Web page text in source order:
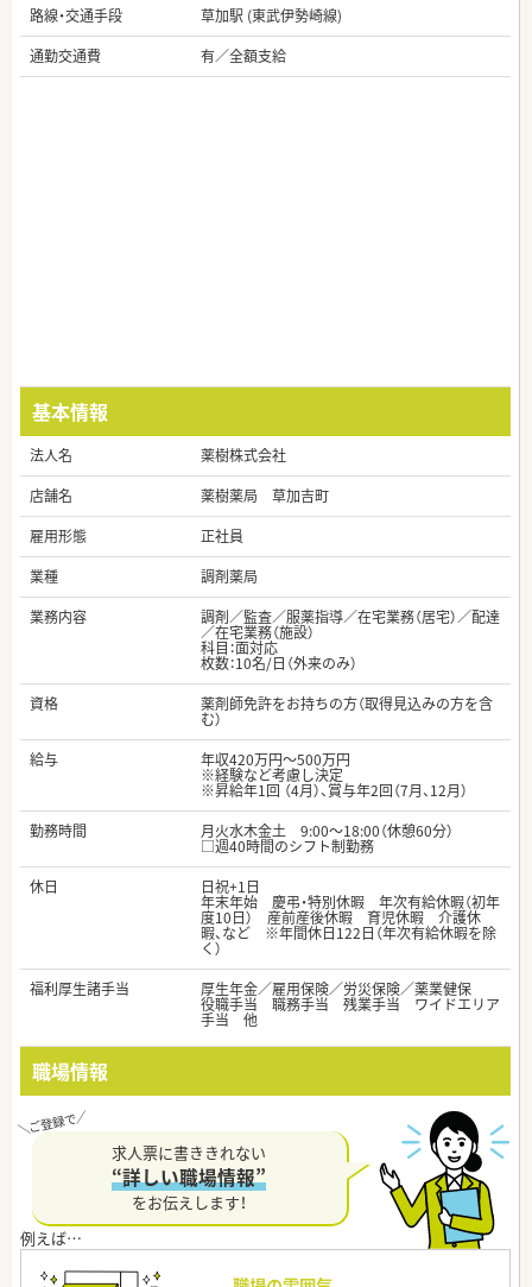
路線・交通手段
草加駅 (東武伊勢崎線)
通勤交通費
有／全額支給
基本情報
法人名
薬樹株式会社
店舗名
薬樹薬局 草加吉町
雇用形態
正社員
業種
調剤薬局
業務内容
調剤／監査／服薬指導／在宅業務（居宅）／配達
／在宅業務（施設）
科目：面対応
枚数：10名/日（外来のみ）
資格
薬剤師免許をお持ちの方（取得見込みの方を含
む）
給与
年収420万円～500万円
※経験など考慮し決定
※昇給年1回 （4月）、賞与年2回（7月、12月）
勤務時間
月火水木金土 9:00～18:00（休憩60分）
□週40時間のシフト制勤務
休日
日祝+1日
年末年始 慶弔・特別休暇 年次有給休暇（初年
度10日） 産前産後休暇 育児休暇 介護休
暇、など ※年間休日122日（年次有給休暇を除
く）
福利厚生諸手当
厚生年金／雇用保険／労災保険／薬業健保
役職手当 職務手当 残業手当 ワイドエリア
手当 他
職場情報
求人票に書ききれない
“詳しい職場情報”
をお伝えします！